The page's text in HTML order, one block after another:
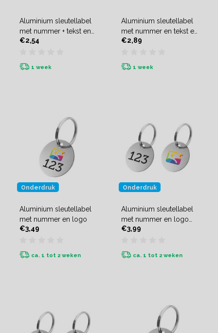
Aluminium sleutellabel
met nummer + tekst en
logo (tweezijdig) - per
€2,54
1 week
Aluminium sleutellabel
met nummer en tekst en
logo (tweezijdig)
€2,89
1 week
Onderdruk
Aluminium sleutellabel
met nummer en logo
€3,49
ca. 1 tot 2 weken
Onderdruk
Aluminium sleutellabel
met nummer en logo
(tweezijdig)
€3,99
ca. 1 tot 2 weken